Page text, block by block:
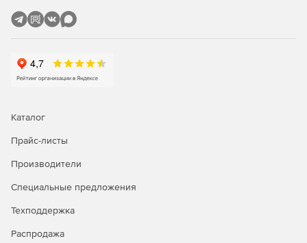
Hyper-конвергентная инфраструктура (HCI):
средах HCI.
официального дилера Softline Store по доступной
Каталог
Прайс-листы
Производители
Специальные предложения
Техподдержка
Распродажа